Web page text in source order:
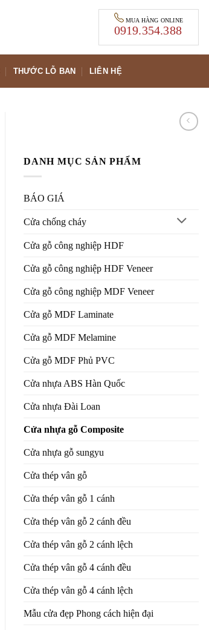
MUA HÀNG ONLINE
0919.354.388
THƯỚC LỖ BAN LIÊN HỆ
DANH MỤC SẢN PHẨM
BÁO GIÁ
Cửa chống cháy
Cửa gỗ công nghiệp HDF
Cửa gỗ công nghiệp HDF Veneer
Cửa gỗ công nghiệp MDF Veneer
Cửa gỗ MDF Laminate
Cửa gỗ MDF Melamine
Cửa gỗ MDF Phủ PVC
Cửa nhựa ABS Hàn Quốc
Cửa nhựa Đài Loan
Cửa nhựa gỗ Composite
Cửa nhựa gỗ sungyu
Cửa thép vân gỗ
Cửa thép vân gỗ 1 cánh
Cửa thép vân gỗ 2 cánh đều
Cửa thép vân gỗ 2 cánh lệch
Cửa thép vân gỗ 4 cánh đều
Cửa thép vân gỗ 4 cánh lệch
Mẫu cửa đẹp Phong cách hiện đại